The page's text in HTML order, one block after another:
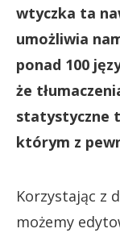
wtyczka ta
umożliwia
ponad 100
że
statystyczne
którym z
Korzystając z
możemy